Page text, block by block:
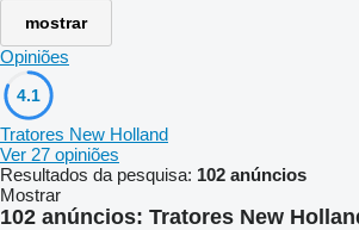
mostrar
Opiniões
4.1
Tratores New Holland
Ver 27 opiniões
Resultados da pesquisa: 102 anúncios
Mostrar
102 anúncios: Tratores New